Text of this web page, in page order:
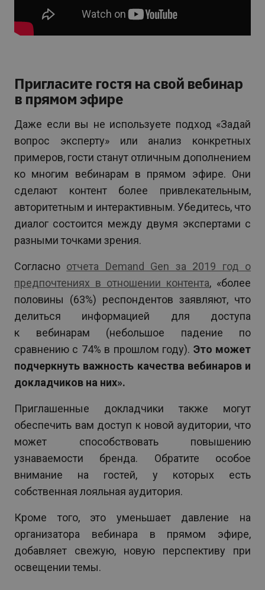
Пригласите гостя на свой вебинар
в прямом эфире
Даже если вы не используете подход «Задай
вопрос эксперту» или анализ конкретных
примеров, гости станут отличным дополнением
ко многим вебинарам в прямом эфире. Они
сделают контент более привлекательным,
авторитетным и интерактивным. Убедитесь, что
диалог состоится между двумя экспертами с
разными точками зрения.
Согласно отчета Demand Gen за 2019 год о
предпочтениях в отношении контента, «более
половины (63%) респондентов заявляют, что
делиться информацией для доступа
к вебинарам (небольшое падение по
сравнению с 74% в прошлом году). Это может
подчеркнуть важность качества вебинаров и
докладчиков на них».
Приглашенные докладчики также могут
обеспечить вам доступ к новой аудитории, что
может способствовать повышению
узнаваемости бренда. Обратите особое
внимание на гостей, у которых есть
собственная лояльная аудитория.
Кроме того, это уменьшает давление на
организатора вебинара в прямом эфире,
добавляет свежую, новую перспективу при
освещении темы.